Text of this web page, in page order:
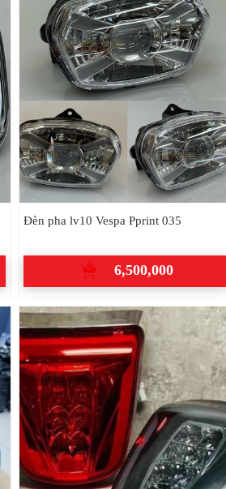
Đèn pha lv10 Vespa Pprint 035
6,500,000